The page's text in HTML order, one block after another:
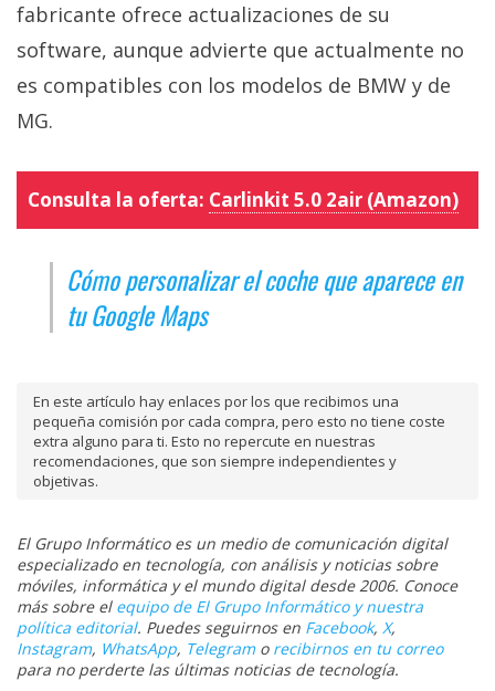
fabricante ofrece actualizaciones de su
software, aunque advierte que actualmente no
es compatibles con los modelos de BMW y de
MG.
Consulta la oferta: Carlinkit 5.0 2air (Amazon)
Cómo personalizar el coche que aparece en
tu Google Maps
En este artículo hay enlaces por los que recibimos una
pequeña comisión por cada compra, pero esto no tiene coste
extra alguno para ti. Esto no repercute en nuestras
recomendaciones, que son siempre independientes y
objetivas.
El Grupo Informático es un medio de comunicación digital
especializado en tecnología, con análisis y noticias sobre
móviles, informática y el mundo digital desde 2006. Conoce
más sobre el equipo de El Grupo Informático y nuestra
política editorial. Puedes seguirnos en Facebook, X,
Instagram, WhatsApp, Telegramo recibirnos en tu correo
para no perderte las últimas noticias de tecnología.